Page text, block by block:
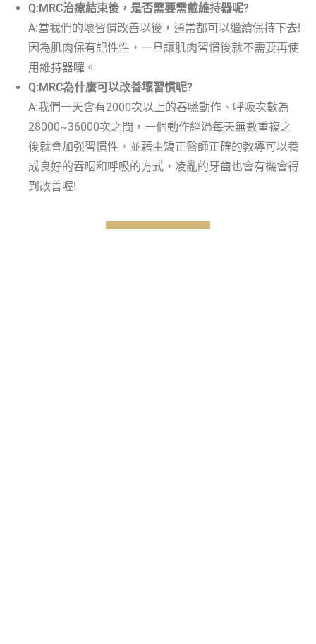
Q:MRC治療結束後，是否需要需戴維持器呢?
A:當我們的壞習慣改善以後，通常都可以繼續保持下去!
因為肌肉保有記性性，一旦讓肌肉習慣後就不需要再使
用維持器囉。
Q:MRC為什麼可以改善壞習慣呢?
A:我們一天會有2000次以上的吞嚥動作、呼吸次數為
28000~36000次之間，一個動作經過每天無數重複之
後就會加強習慣性，並藉由矯正醫師正確的教導可以養
成良好的吞咽和呼吸的方式，凌亂的牙齒也會有機會得
到改善喔!